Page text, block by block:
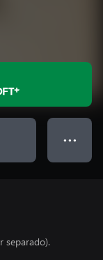
● ● ●
separado).